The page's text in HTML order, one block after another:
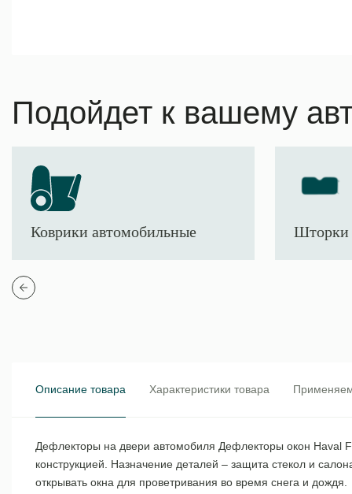
Подойдет к вашему
Коврики автомобильные Шторки
Описание товара Характеристики товара
Дефлекторы на двери автомобиля Дефлекторы окон Haval
конструкцией. Назначение деталей – защита стекол и
открывать окна для проветривания во время снега и